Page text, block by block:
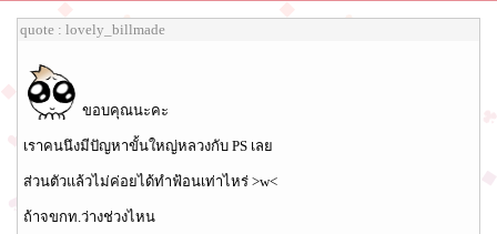
quote : lovely_billmade
ขอบคุณนะคะ
เราคนนึงมีปัญหาขั้นใหญ่หลวงกับ PS เลย
ส่วนตัวแล้วไม่ค่อยได้ทำฟ้อนเท่าไหร่ >w<
ถ้าจขกท.ว่างช่วงไหน